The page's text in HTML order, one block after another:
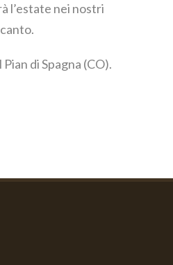
l’estate nei nostri
Pian di Spagna (CO).